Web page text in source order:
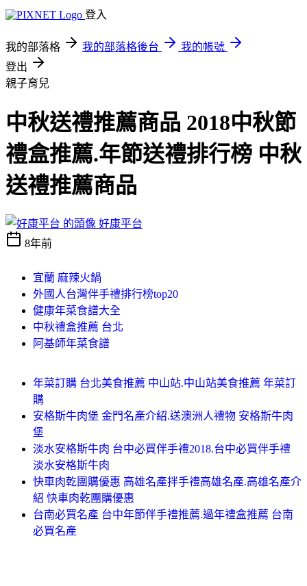
登入
我的部落格 我的部落格後台
我的帳號
登出
親子育兒
中秋送禮推薦商品 2018中秋節
禮盒推薦.年節送禮排行榜 中秋
送禮推薦商品
好康平台
8年前
宜蘭 麻辣火鍋
外國人台灣伴手禮排行榜top20
健康年菜食譜大全
中秋禮盒推薦 台北
阿基師年菜食譜
年菜訂購 台北美食推薦 中山站.中山站美食推薦 年菜訂
購
安格斯牛肉堡 金門名產介紹.送澳洲人禮物 安格斯牛肉
堡
淡水安格斯牛肉 台中必買伴手禮2018.台中必買伴手禮
淡水安格斯牛肉
快車肉乾團購優惠 高雄名產拌手禮高雄名產.高雄名產介
紹 快車肉乾團購優惠
台南必買名產 台中年節伴手禮推薦.過年禮盒推薦 台南
必買名產